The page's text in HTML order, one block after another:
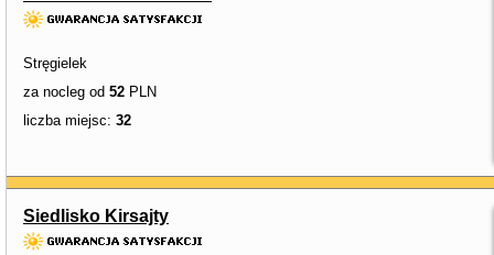
Stręgielek
za nocleg od 52 PLN
liczba miejsc: 32
Siedlisko Kirsajty